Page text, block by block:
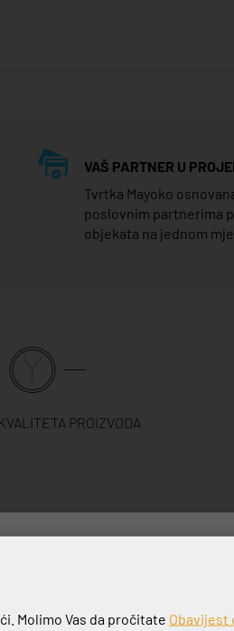
VAŠ PARTNER U
Tvrtka Mayoko
poslovnim partnerima
objekata na jednom
PROIZVODA
naš
Molimo Vas da pročitate Obavijest